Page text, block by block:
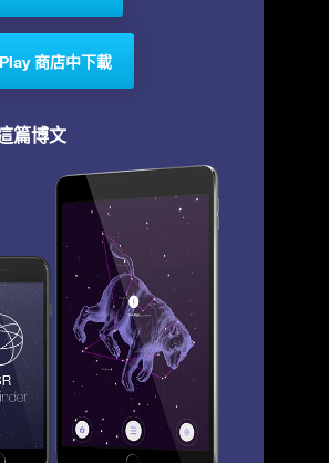
商店中下載
篇博文